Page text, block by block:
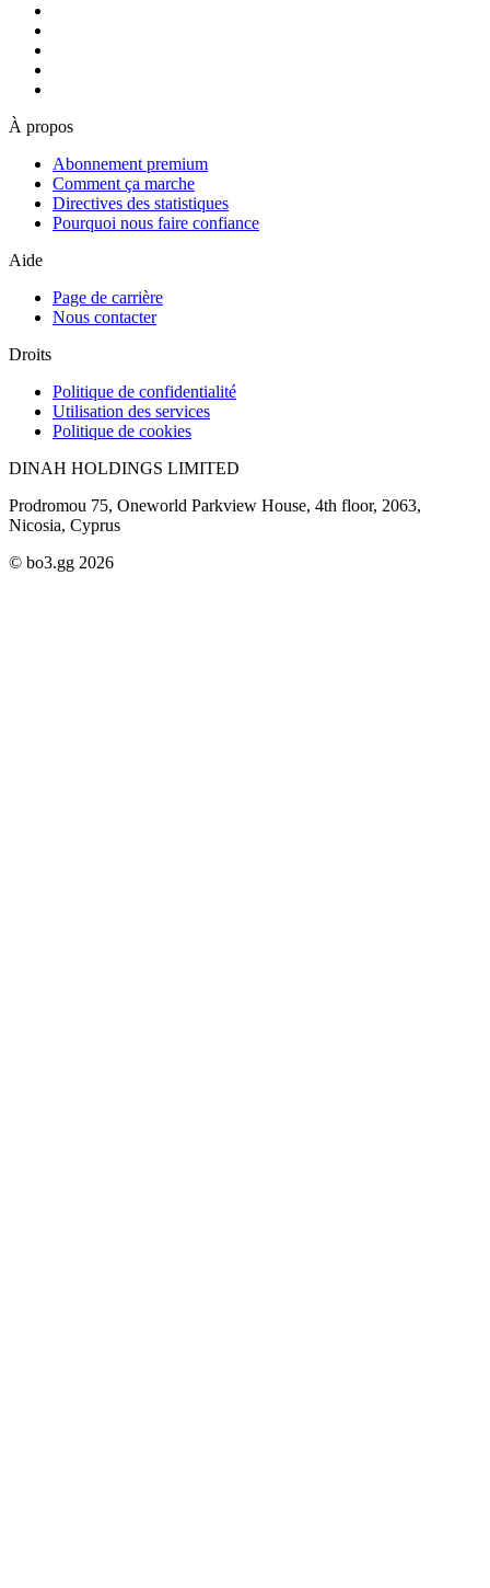
À propos
Abonnement premium
Comment ça marche
Directives des statistiques
Pourquoi nous faire confiance
Aide
Page de carrière
Nous contacter
Droits
Politique de confidentialité
Utilisation des services
Politique de cookies
DINAH HOLDINGS LIMITED
Prodromou 75, Oneworld Parkview House, 4th floor, 2063,
Nicosia, Cyprus
© bo3.gg 2026